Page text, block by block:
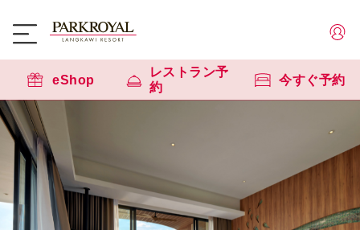
eShop
レストラン予
約
今すぐ予約